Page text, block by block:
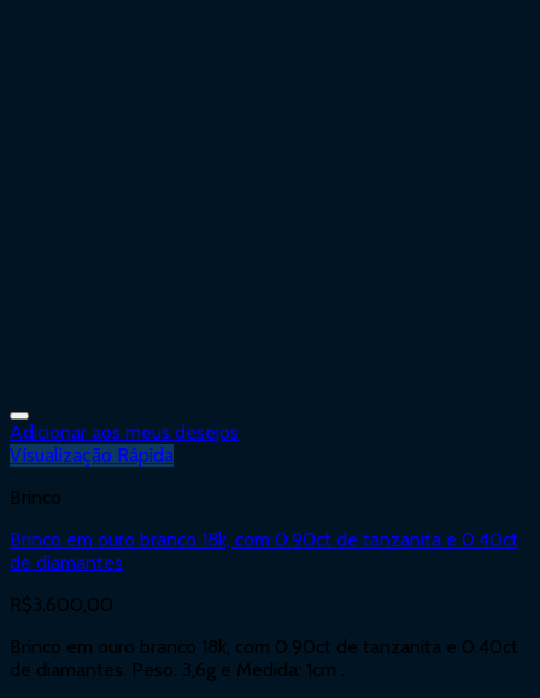
Adicionar aos meus desejos
Visualização Rápida
Brinco
Brinco em ouro branco 18k, com 0.90ct de tanzanita e 0.40ct
de diamantes
R$3.600,00
Brinco em ouro branco 18k, com 0.90ct de tanzanita e 0.40ct
de diamantes. Peso: 3,6g e Medida: 1cm .